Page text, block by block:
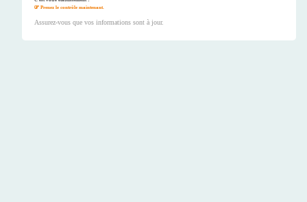
Prenez le contrôle maintenant.
Assurez-vous que vos informations sont à jour.